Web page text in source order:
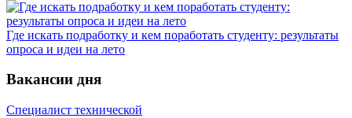
Где искать подработку и кем поработать студенту: результаты
опроса и идеи на лето
Вакансии дня
Специалист технической